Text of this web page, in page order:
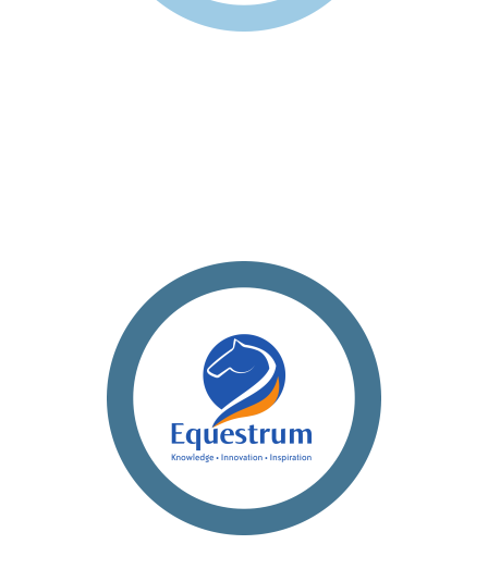
We zetten ons in voor een innovatiecampus
vanuit het hippische veld, door kennis en
innovatie te bevorderen en waardevolle
initiatieven voor de paardensector en de
maatschappij te ondersteunen.
Bekijk
de website.